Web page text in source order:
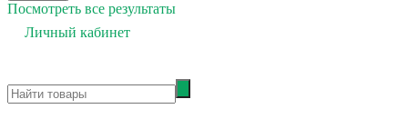
Посмотреть все результаты
Личный кабинет